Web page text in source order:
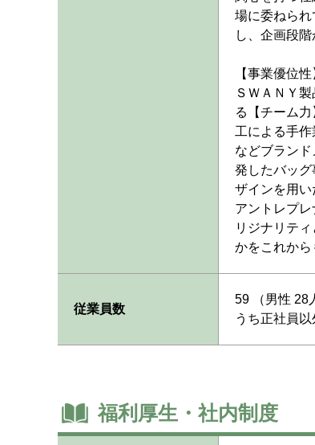
場に委ねら
し、企画段
【事業優位性
ＳＷＡＮＹ
る【チーム
工による手
などブラン
発したバッ
ザインを用
アントレプ
リジナリテ
かをこれから
従業員数
59 （男性 28
うち正社員以
福利厚生・社内制度